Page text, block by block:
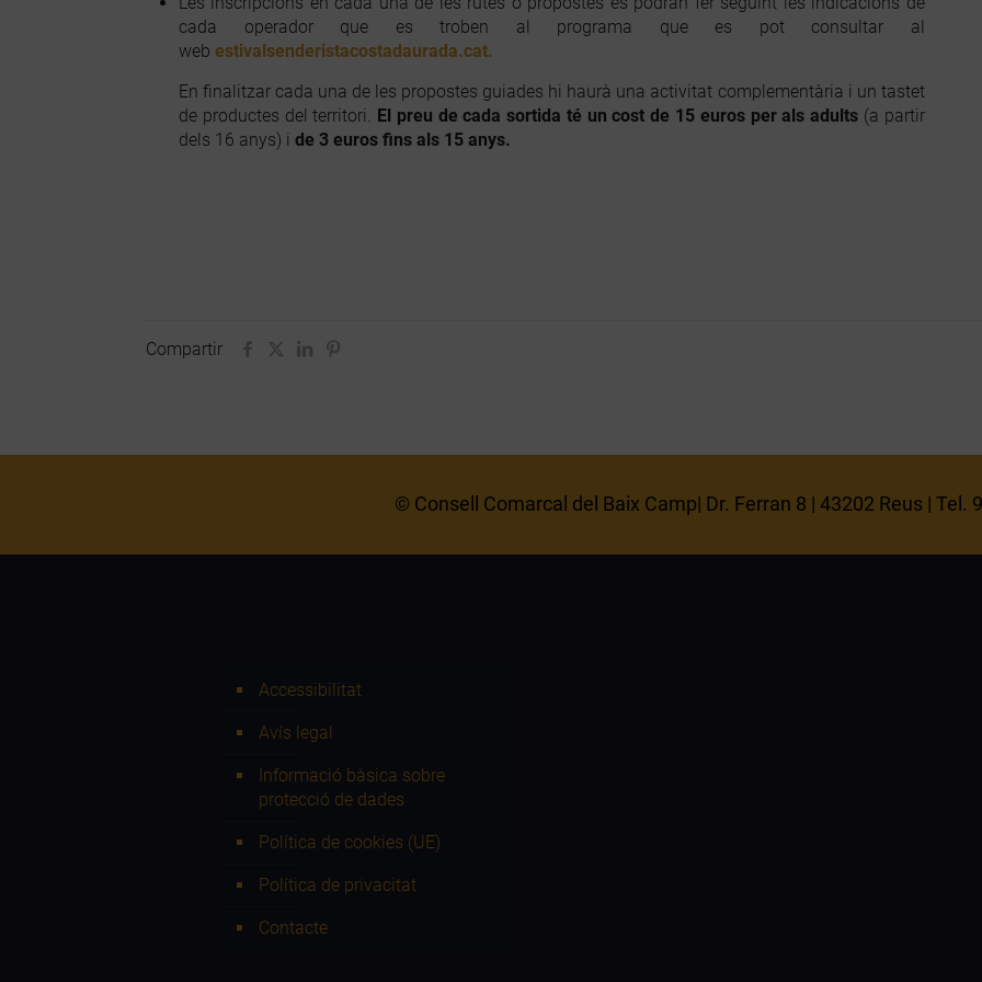
cada operador que es troben al programa que es pot consultar al
web estivalsenderistacostadaurada.cat.
En finalitzar cada una de les propostes guiades hi haurà una activitat complementària i un tastet
de productes del territori. El preu de cada sortida té un cost de 15 euros per als adults (a partir
dels 16 anys) i de 3 euros fins als 15 anys.
Compartir
© Consell Comarcal del Baix Camp| Dr. Ferran 8 | 43202 Reus | Tel.
Accessibilitat
Avís legal
Informació bàsica sobre
protecció de dades
Política de cookies (UE)
Política de privacitat
Contacte